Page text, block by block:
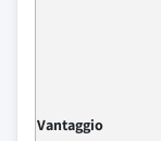
Vantaggio